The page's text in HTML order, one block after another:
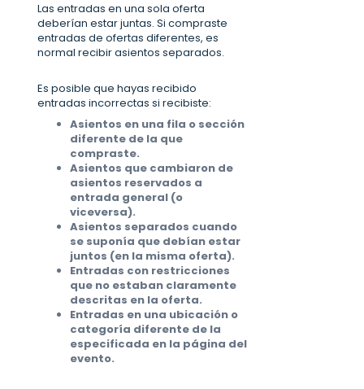
Las entradas en una sola oferta
deberían estar juntas. Si compraste
entradas de ofertas diferentes, es
normal recibir asientos separados.
Es posible que hayas recibido
entradas incorrectas si recibiste:
Asientos en una fila o sección
diferente de la que
compraste.
Asientos que cambiaron de
asientos reservados a
entrada general (o
viceversa).
Asientos separados cuando
se suponía que debían estar
juntos (en la misma oferta).
Entradas con restricciones
que no estaban claramente
descritas en la oferta.
Entradas en una ubicación o
categoría diferente de la
especificada en la página del
evento.